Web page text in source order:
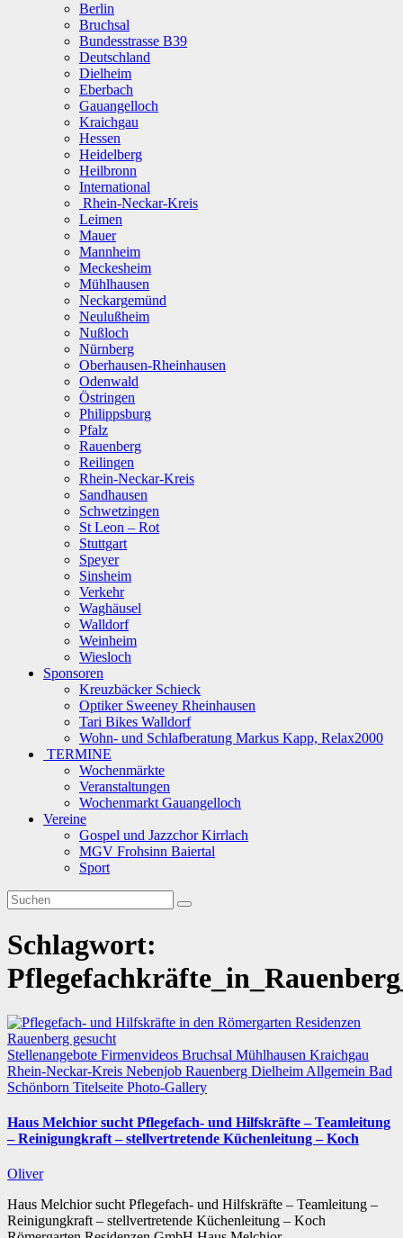
Berlin
Bruchsal
Bundesstrasse B39
Deutschland
Dielheim
Eberbach
Gauangelloch
Kraichgau
Hessen
Heidelberg
Heilbronn
International
Rhein-Neckar-Kreis
Leimen
Mauer
Mannheim
Meckesheim
Mühlhausen
Neckargemünd
Neulußheim
Nußloch
Nürnberg
Oberhausen-Rheinhausen
Odenwald
Östringen
Philippsburg
Pfalz
Rauenberg
Reilingen
Rhein-Neckar-Kreis
Sandhausen
Schwetzingen
St Leon – Rot
Stuttgart
Speyer
Sinsheim
Verkehr
Waghäusel
Walldorf
Weinheim
Wiesloch
Sponsoren
Kreuzbäcker Schieck
Optiker Sweeney Rheinhausen
Tari Bikes Walldorf
Wohn- und Schlafberatung Markus Kapp, Relax2000
TERMINE
Wochenmärkte
Veranstaltungen
Wochenmarkt Gauangelloch
Vereine
Gospel und Jazzchor Kirrlach
MGV Frohsinn Baiertal
Sport
Schlagwort:
Stellenangebote Firmenvideos Bruchsal Mühlhausen Kraichgau
Rhein-Neckar-Kreis Nebenjob Rauenberg Dielheim Allgemein Bad
Schönborn Titelseite Photo-Gallery
Haus Melchior sucht Pflegefach- und Hilfskräfte – Teamleitung
– Reinigungkraft – stellvertretende Küchenleitung – Koch
Oliver
Haus Melchior sucht Pflegefach- und Hilfskräfte – Teamleitung –
Reinigungkraft – stellvertretende Küchenleitung – Koch